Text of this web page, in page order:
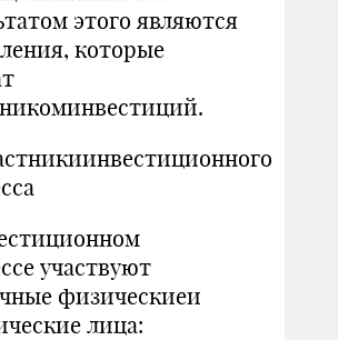
этого являются
которые
участвуют
физическиеи
лица: